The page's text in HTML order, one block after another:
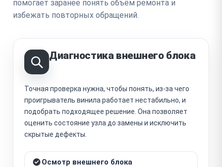
помогает заранее понять объём ремонта и
избежать повторных обращений.
Диагностика внешнего блока
Точная проверка нужна, чтобы понять, из-за чего
проигрыватель винила работает нестабильно, и
подобрать подходящее решение. Она позволяет
оценить состояние узла до замены и исключить
скрытые дефекты.
Осмотр внешнего блока